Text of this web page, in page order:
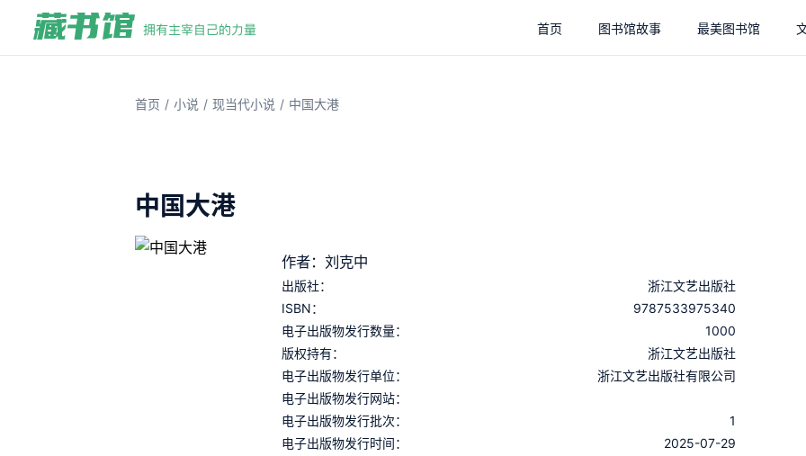
首页 图书馆故事 最美图书馆
首页 / 小说 / 现当代小说 / 中国大港
中国大港
作者：刘克中
出版社：
浙江文艺出版社
ISBN：
9787533975340
电子出版物发行数量：
1000
版权持有：
浙江文艺出版社
电子出版物发行单位：
浙江文艺出版社有限公司
电子出版物发行网站：
电子出版物发行批次：
1
电子出版物发行时间：
2025-07-29